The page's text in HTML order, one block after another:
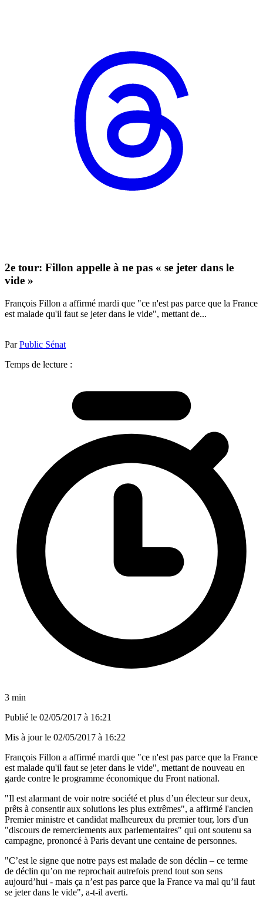
2e tour: Fillon appelle à ne pas « se jeter dans le
vide »
François Fillon a affirmé mardi que "ce n'est pas parce que la France
est malade qu'il faut se jeter dans le vide", mettant de...
ParPublic Sénat
Temps de lecture :
3 min
Publié le 02/05/2017 à 16:21
Mis à jour le 02/05/2017 à 16:22
François Fillon a affirmé mardi que "ce n'est pas parce que la France
est malade qu'il faut se jeter dans le vide", mettant de nouveau en
garde contre le programme économique du Front national.
"Il est alarmant de voir notre société et plus d’un électeur sur deux,
prêts à consentir aux solutions les plus extrêmes", a affirmé l'ancien
Premier ministre et candidat malheureux du premier tour, lors d'un
"discours de remerciements aux parlementaires" qui ont soutenu sa
campagne, prononcé à Paris devant une centaine de personnes.
"C’est le signe que notre pays est malade de son déclin – ce terme
de déclin qu’on me reprochait autrefois prend tout son sens
aujourd’hui - mais ça n’est pas parce que la France va mal qu’il faut
se jeter dans le vide", a-t-il averti.